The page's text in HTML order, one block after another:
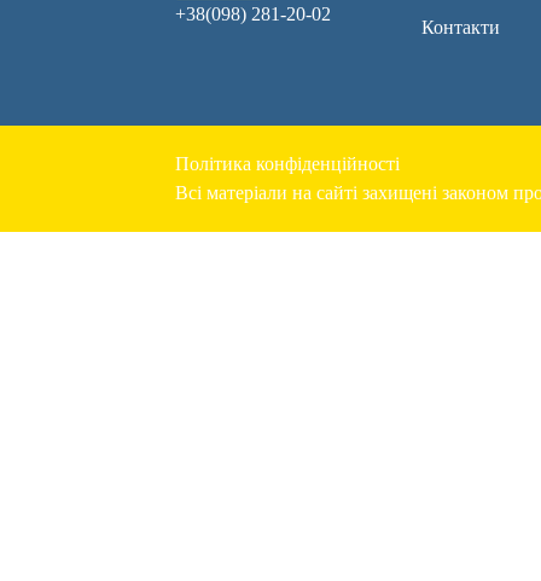
+38(098) 281-20-02
Контакти
Політика конфіденційності
Всі матеріали на сайті захищені законом